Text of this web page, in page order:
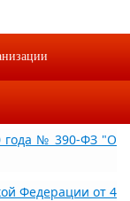
года № 390-ФЗ "О
Федерации от 4